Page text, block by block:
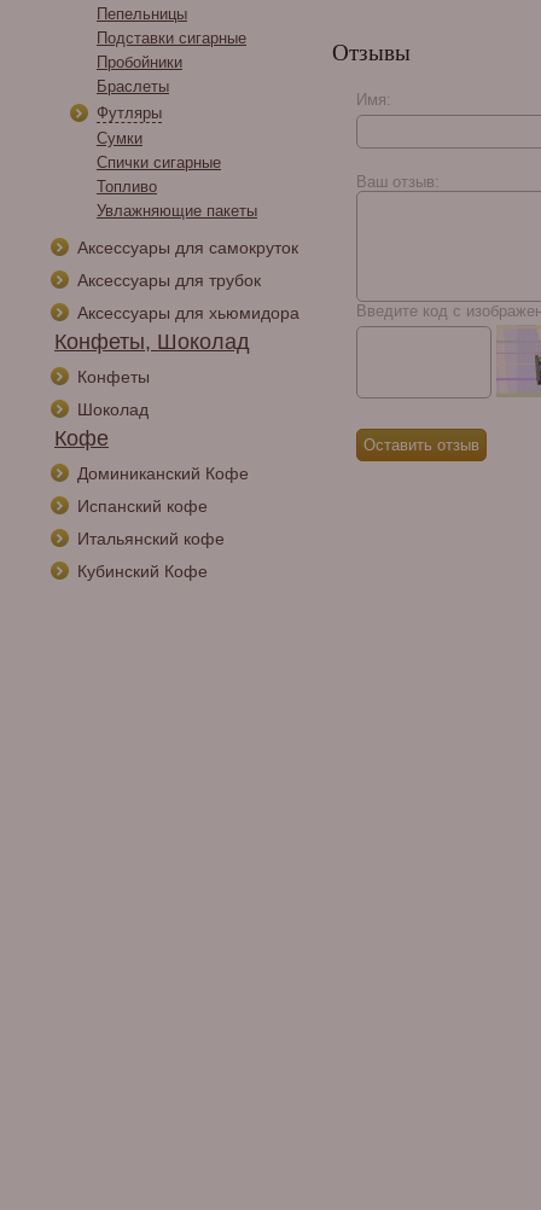
Пепельницы
Подставки сигарные
Пробойники
Браслеты
Футляры
Сумки
Спички сигарные
Топливо
Увлажняющие пакеты
Аксессуары для самокруток
Аксессуары для трубок
Аксессуары для хьюмидора
Конфеты, Шоколад
Конфеты
Шоколад
Кофе
Доминиканский Кофе
Испанский кофе
Итальянский кофе
Кубинский Кофе
Tatuaje L'Atelier La
Mission 2009
Отзывы
Имя:
Ваш отзыв:
Введите код с